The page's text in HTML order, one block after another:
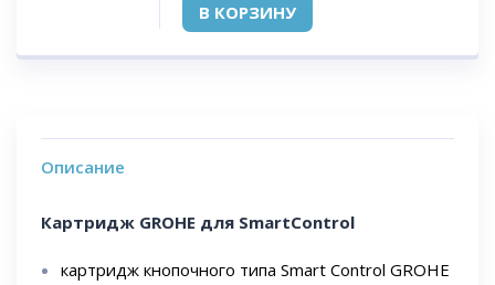
В КОРЗИНУ
Описание
Картридж GROHE для SmartControl
картридж кнопочного типа Smart Control GROHE